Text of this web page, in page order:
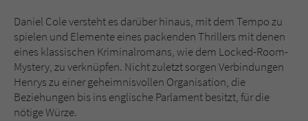
Daniel Cole versteht es darüber hinaus, mit dem Tempo zu
spielen und Elemente eines packenden Thrillers mit denen
eines klassischen Kriminalromans, wie dem Locked-Room-
Mystery, zu verknüpfen. Nicht zuletzt sorgen Verbindungen
Henrys zu einer geheimnisvollen Organisation, die
Beziehungen bis ins englische Parlament besitzt, für die
nötige Würze.